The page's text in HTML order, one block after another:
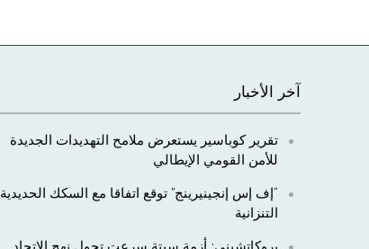
آخر الأخبار
تقرير كوباسير يستعرض ملامح التهديدات الجديدة
للأمن القومي الإيطالي
“إف إس إنجينيرينج” توقع اتفاقا مع السكك الحديدية
التنزانية